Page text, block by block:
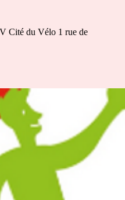
Cité du Vélo 1 rue de